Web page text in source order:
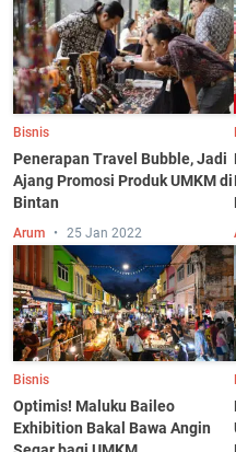
Bisnis
Penerapan Travel Bubble, Jadi
Ajang Promosi Produk UMKM di
Bintan
Arum 25 Jan 2022
Bisnis
Optimis! Maluku Baileo
Exhibition Bakal Bawa Angin